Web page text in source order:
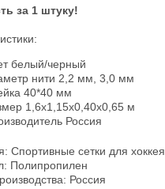
за 1 штуку!
белый/черный
нити 2,2 мм, 3,0 мм
40*40 мм
1,6х1,15х0,40х0,65 м
Россия
Спортивные сетки для хоккея
Полипропилен
Россия